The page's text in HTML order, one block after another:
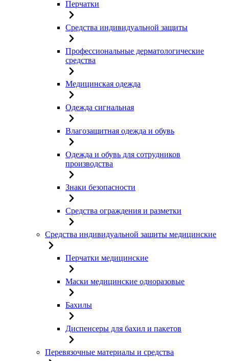
Перчатки
Средства индивидуальной защиты
Профессиональные дерматологические
средства
Медицинская одежда
Одежда сигнальная
Влагозащитная одежда и обувь
Одежда и обувь для сотрудников
производства
Знаки безопасности
Средства ограждения и разметки
Средства индивидуальной защиты медицинские
Перчатки медицинские
Маски медицинские одноразовые
Бахилы
Диспенсеры для бахил и пакетов
Перевязочные материалы и средства